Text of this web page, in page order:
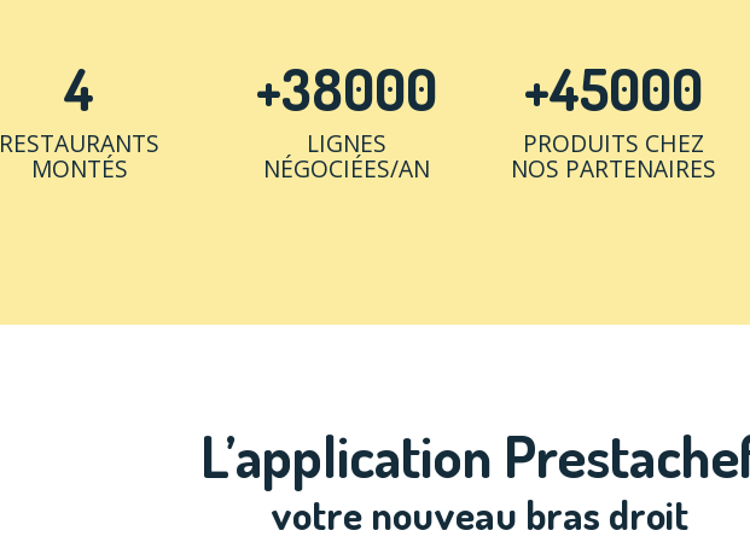
4
RESTAURANTS
MONTÉS
+38000
LIGNES
NÉGOCIÉES/AN
+45000
PRODUITS CHEZ
NOS PARTENAIRES
L’application
votre nouveau bras droit